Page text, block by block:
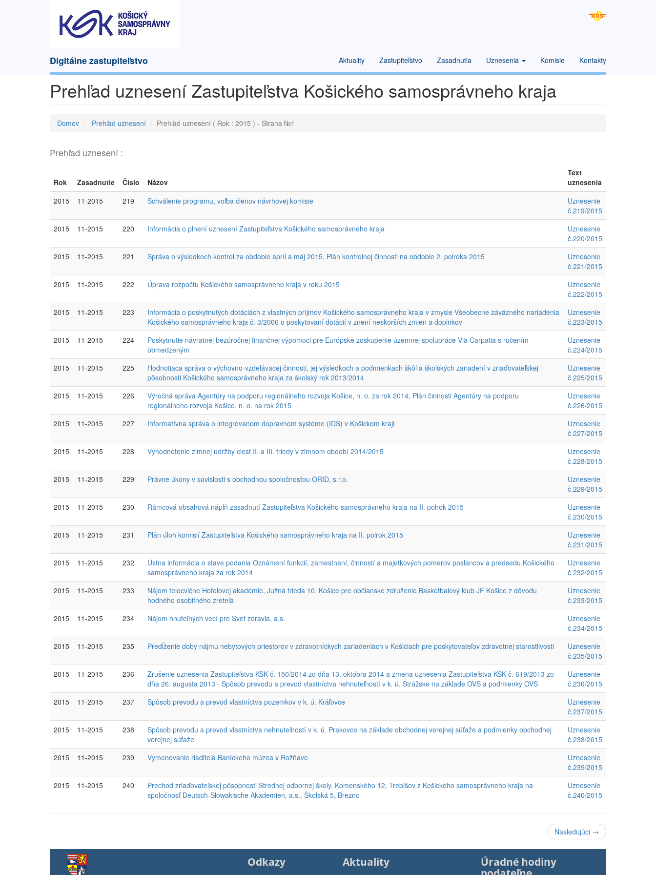
Digitálne zastupiteľstvo Aktuality Zastupiteľstvo Zasadnutia Uznesenia Komisie Kontakty
Prehľad uznesení Zastupiteľstva Košického samosprávneho kraja
Domov Prehľad uznesení Prehľad uznesení ( Rok : 2015 ) - Strana №1
Prehľad uznesení :
Rok Zasadnutie Číslo Názov
Text
uznesenia
2015
11-2015 219 Schválenie programu, voľba členov návrhovej komisie
Uznesenie
č.219/2015
2015
11-2015 220 Informácia o plnení uznesení Zastupiteľstva Košického samosprávneho kraja
Uznesenie
č.220/2015
2015
11-2015 221 Správa o výsledkoch kontrol za obdobie apríl a máj 2015, Plán kontrolnej činnosti na obdobie 2. polroka 2015
Uznesenie
č.221/2015
2015
11-2015 222 Úprava rozpočtu Košického samosprávneho kraja v roku 2015
Uznesenie
č.222/2015
2015
11-2015 223
Informácia o poskytnutých dotáciách z vlastných príjmov Košického samosprávneho kraja v zmysle Všeobecne záväzného nariadenia
Košického samosprávneho kraja č. 3/2006 o poskytovaní dotácií v znení neskorších zmien a doplnkov
Uznesenie
č.223/2015
2015
11-2015 224
Poskytnutie návratnej bezúročnej finančnej výpomoci pre Európske zoskupenie územnej spolupráce Via Carpatia s ručením
obmedzeným
Uznesenie
č.224/2015
2015
11-2015 225
Hodnotiaca správa o výchovno-vzdelávacej činnosti, jej výsledkoch a podmienkach škôl a školských zariadení v zriaďovateľskej
pôsobnosti Košického samosprávneho kraja za školský rok 2013/2014
Uznesenie
č.225/2015
2015
11-2015 226
Výročná správa Agentúry na podporu regionálneho rozvoja Košice, n. o. za rok 2014, Plán činnosti Agentúry na podporu
regionálneho rozvoja Košice, n. o. na rok 2015
Uznesenie
č.226/2015
2015
11-2015 227 Informatívna správa o integrovanom dopravnom systéme (IDS) v Košickom kraji
Uznesenie
č.227/2015
2015
11-2015 228 Vyhodnotenie zimnej údržby ciest II. a III. triedy v zimnom období 2014/2015
Uznesenie
č.228/2015
2015
11-2015 229 Právne úkony v súvislosti s obchodnou spoločnosťou ORID, s.r.o.
Uznesenie
č.229/2015
2015
11-2015 230 Rámcová obsahová náplň zasadnutí Zastupiteľstva Košického samosprávneho kraja na II. polrok 2015
Uznesenie
č.230/2015
2015
11-2015 231 Plán úloh komisií Zastupiteľstva Košického samosprávneho kraja na II. polrok 2015
Uznesenie
č.231/2015
2015
11-2015 232
Ústna informácia o stave podania Oznámení funkcií, zamestnaní, činností a majetkových pomerov poslancov a predsedu Košického
samosprávneho kraja za rok 2014
Uznesenie
č.232/2015
2015
11-2015 233
Nájom telocvične Hotelovej akadémie, Južná trieda 10, Košice pre občianske združenie Basketbalový klub JF Košice z dôvodu
hodného osobitného zreteľa
Uznesenie
č.233/2015
2015
11-2015 234 Nájom hnuteľných vecí pre Svet zdravia, a.s.
Uznesenie
č.234/2015
2015
11-2015 235 Predĺženie doby nájmu nebytových priestorov v zdravotníckych zariadeniach v Košiciach pre poskytovateľov zdravotnej starostlivosti
Uznesenie
č.235/2015
2015
11-2015 236
Zrušenie uznesenia Zastupiteľstva KSK č. 150/2014 zo dňa 13. októbra 2014 a zmena uznesenia Zastupiteľstva KSK č. 619/2013 zo
dňa 26. augusta 2013 - Spôsob prevodu a prevod vlastníctva nehnuteľností v k. ú. Strážske na základe OVS a podmienky OVS
Uznesenie
č.236/2015
2015
11-2015 237 Spôsob prevodu a prevod vlastníctva pozemkov v k. ú. Kráľovce
Uznesenie
č.237/2015
2015
11-2015 238
Spôsob prevodu a prevod vlastníctva nehnuteľností v k. ú. Prakovce na základe obchodnej verejnej súťaže a podmienky obchodnej
verejnej súťaže
Uznesenie
č.238/2015
2015
11-2015 239 Vymenovanie riaditeľa Baníckeho múzea v Rožňave
Uznesenie
č.239/2015
2015
11-2015 240
Prechod zriaďovateľskej pôsobnosti Strednej odbornej školy, Komenského 12, Trebišov z Košického samosprávneho kraja na
spoločnosť Deutsch-Slowakische Akademien, a.s., Školská 5, Brezno
Uznesenie
č.240/2015
Nasledujúci →
Odkazy Aktuality
Úradné hodiny